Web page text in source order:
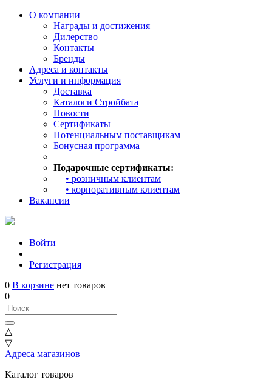
О компании
Награды и достижения
Дилерство
Контакты
Бренды
Адреса и контакты
Услуги и информация
Доставка
Каталоги Стройбата
Новости
Сертификаты
Потенциальным поставщикам
Бонусная программа
Подарочные сертификаты:
• розничным клиентам
• корпоративным клиентам
Вакансии
Войти
|
Регистрация
0 В корзине нет товаров
0
△
▽
Адреса магазинов
Каталог товаров